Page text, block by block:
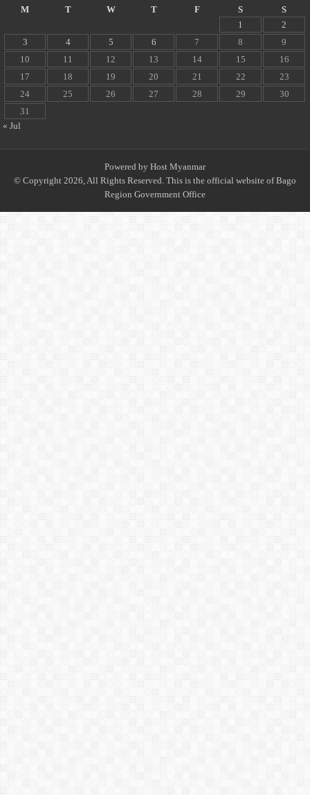
M
T W T F S
S
1
2
3
4 5 6 7 8
9
10
11 12 13 14 15
16
17
18 19 20 21 22
23
24
25 26 27 28 29
30
31
« Jul
Powered by Host Myanmar
© Copyright 2026, All Rights Reserved. This is the official website of Bago
Region Government Office